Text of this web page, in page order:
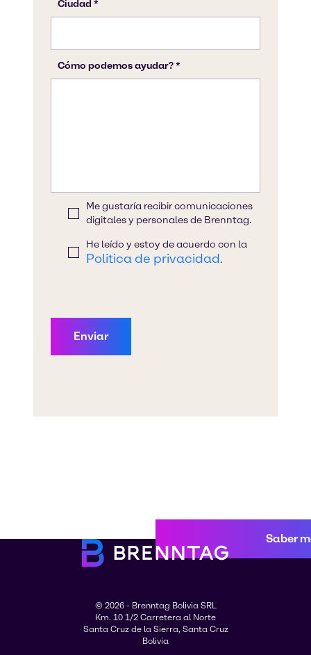
Saber
© 2026 - Brenntag Bolivia SRL
Km. 10 1/2 Carretera al Norte
Santa Cruz de la Sierra, Santa Cruz
Bolivia